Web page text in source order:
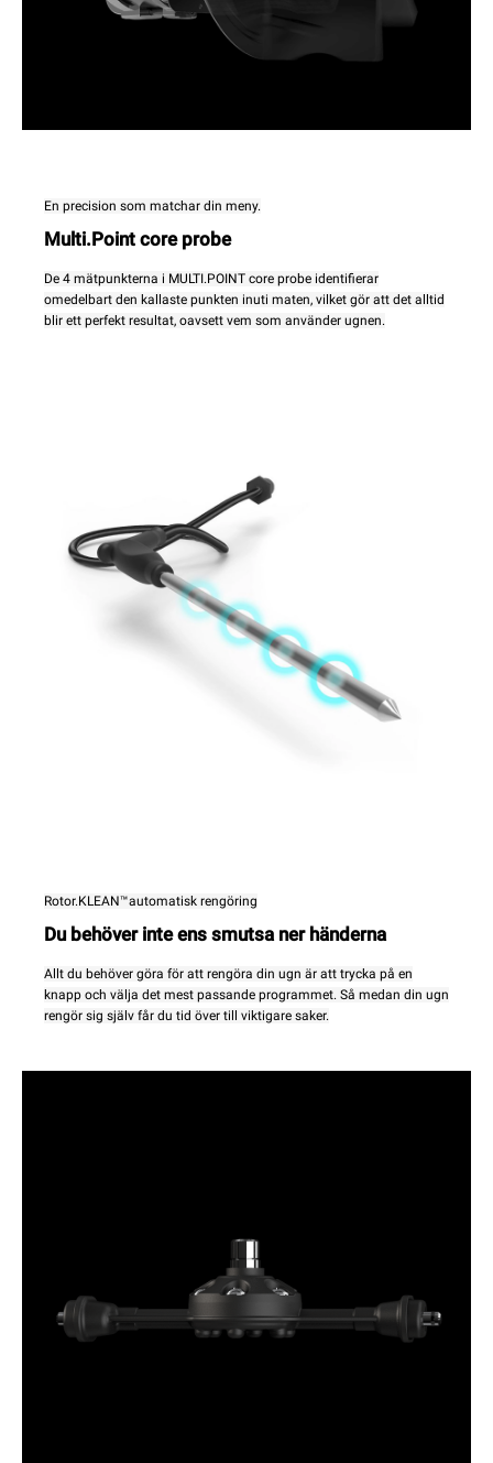
En precision som matchar din meny.
Multi.Point core probe
De 4 mätpunkterna i MULTI.POINT core probe identifierar
omedelbart den kallaste punkten inuti maten, vilket gör att det alltid
blir ett perfekt resultat, oavsett vem som använder ugnen.
Rotor.KLEAN™automatisk rengöring
Du behöver inte ens smutsa ner händerna
Allt du behöver göra för att rengöra din ugn är att trycka på en
knapp och välja det mest passande programmet. Så medan din ugn
rengör sig själv får du tid över till viktigare saker.